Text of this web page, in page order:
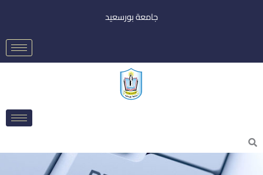
جامعة بورسعيد
Search